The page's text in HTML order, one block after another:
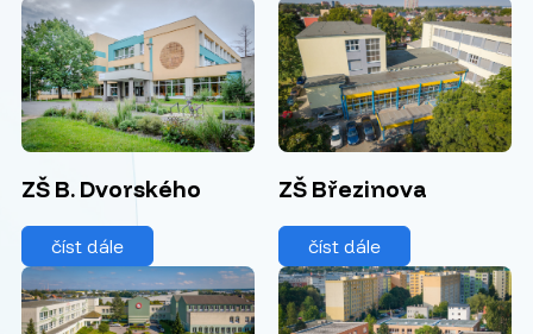
ZŠ B. Dvorského
číst dále
ZŠ Březinova
číst dále